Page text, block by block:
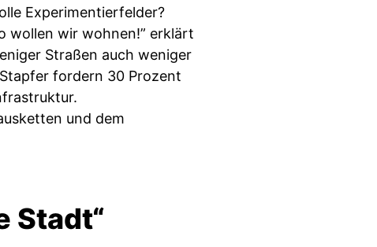
Experimentierfelder?
wollen wir wohnen!” erklärt
Straßen auch weniger
fordern 30 Prozent
und dem
Stadt“